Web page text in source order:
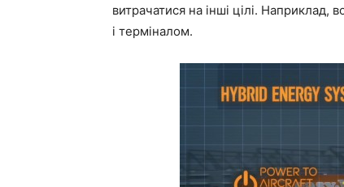
витрачатися на інші цілі.
і терміналом.